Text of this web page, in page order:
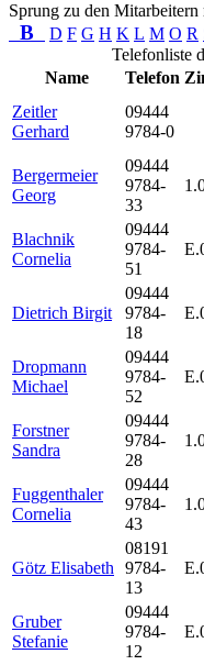
Sprung zu den
B D F G H K L M O R
Telefonliste
Name
Telefon
Zeitler
Gerhard
09444
9784-0
Bergermeier
Georg
09444
9784-
33
Blachnik
Cornelia
09444
9784-
51
Dietrich Birgit
09444
9784-
18
Dropmann
Michael
09444
9784-
52
Forstner
Sandra
09444
9784-
28
Fuggenthaler
Cornelia
09444
9784-
43
Götz Elisabeth
08191
9784-
13
Gruber
Stefanie
09444
9784-
12